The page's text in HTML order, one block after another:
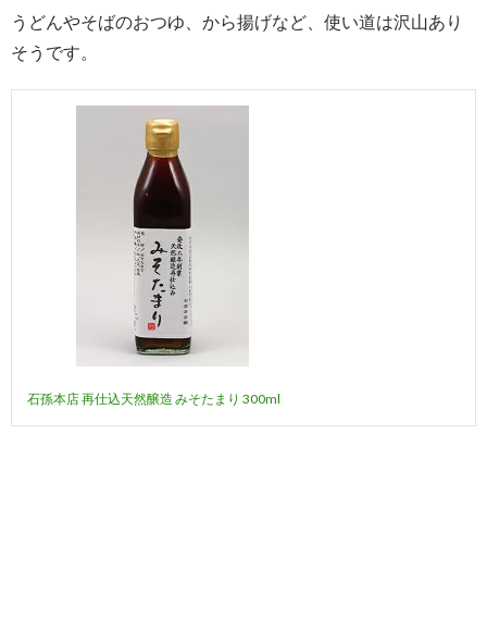
うどんやそばのおつゆ、から揚げなど、使い道は沢山あり
そうです。
石孫本店 再仕込天然醸造 みそたまり 300ml